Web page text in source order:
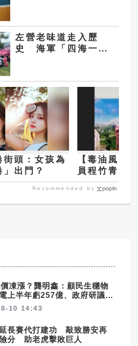
左營老味道走入歷
史 海軍「四海一
街頭：女孩為
出門？
【毒油風暴
員程竹青懷
凶是：大陸
Recommended by
凍漲？龔明鑫：顧民生穩物
上半年虧257億、政府研議撥
10 14:43
長賽代打建功 敲致勝安再
分 助老虎擊敗巨人